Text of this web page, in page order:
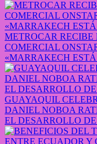
METROCAR RECIBE
COMERCIAL
«MARRAKECH
GUAYAQUIL
DANIEL NOBOA
EL DESARROLLO